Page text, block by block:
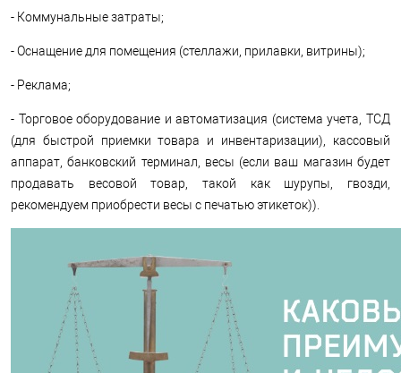
- Коммунальные затраты;
- Оснащение для помещения (стеллажи, прилавки, витрины);
- Реклама;
- Торговое оборудование и автоматизация (система учета, ТСД
(для быстрой приемки товара и инвентаризации), кассовый
аппарат, банковский терминал, весы (если ваш магазин будет
продавать весовой товар, такой как шурупы, гвозди,
рекомендуем приобрести весы с печатью этикеток)).